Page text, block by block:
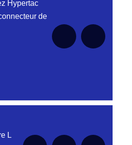
Hypertac
de
pour cette série pour
L